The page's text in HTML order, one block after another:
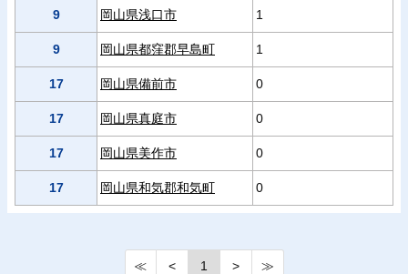
9 岡山県浅口市 1
9 岡山県都窪郡早島町 1
17 岡山県備前市 0
17 岡山県真庭市 0
17 岡山県美作市 0
17 岡山県和気郡和気町 0
≪ < 1 > ≫